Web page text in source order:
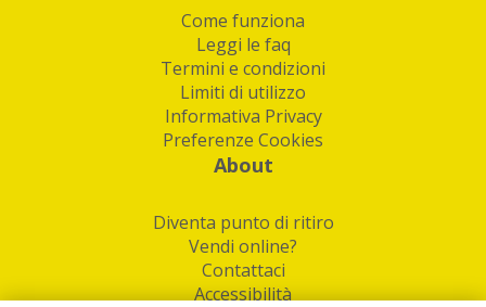
Come funziona
Leggi le faq
Termini e condizioni
Limiti di utilizzo
Informativa Privacy
Preferenze Cookies
About
Diventa punto di ritiro
Vendi online?
Contattaci
Accessibilità